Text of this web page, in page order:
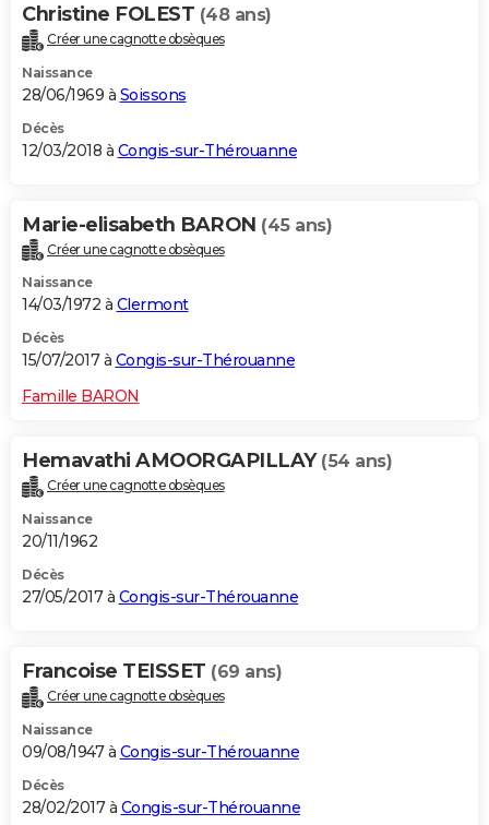
Christine FOLEST (48 ans)
Créer une cagnotte obsèques
Naissance
28/06/1969 à Soissons
Décès
12/03/2018 à Congis-sur-Thérouanne
Marie-elisabeth BARON (45 ans)
Créer une cagnotte obsèques
Naissance
14/03/1972 à Clermont
Décès
15/07/2017 à Congis-sur-Thérouanne
Famille BARON
Hemavathi AMOORGAPILLAY (54 ans)
Créer une cagnotte obsèques
Naissance
20/11/1962
Décès
27/05/2017 à Congis-sur-Thérouanne
Francoise TEISSET (69 ans)
Créer une cagnotte obsèques
Naissance
09/08/1947 à Congis-sur-Thérouanne
Décès
28/02/2017 à Congis-sur-Thérouanne